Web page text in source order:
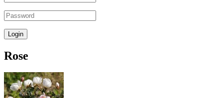
Rose